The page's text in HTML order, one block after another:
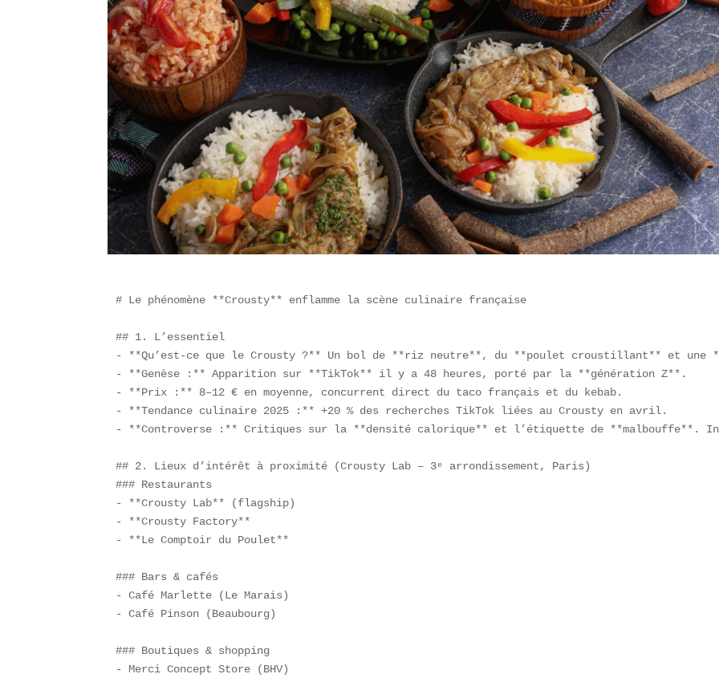
# Le phénomène **Crousty** enflamme la scène culinaire française
## 1. L’essentiel
- **Qu’est-ce que le Crousty ?** Un bol de **riz neutre**, du **poulet croustillant** et une
- **Genèse :** Apparition sur **TikTok** il y a 48 heures, porté par la **génération Z**.
- **Prix :** 8–12 € en moyenne, concurrent direct du taco français et du kebab.
- **Tendance culinaire 2025 :** +20 % des recherches TikTok liées au Crousty en avril.
- **Controverse :** Critiques sur la **densité calorique** et l’étiquette de **malbouffe**.
## 2. Lieux d’intérêt à proximité (Crousty Lab – 3ᵉ arrondissement, Paris)
### Restaurants
- **Crousty Lab** (flagship)
- **Crousty Factory**
- **Le Comptoir du Poulet**
### Bars & cafés
- Café Marlette (Le Marais)
- Café Pinson (Beaubourg)
### Boutiques & shopping
- Merci Concept Store (BHV)